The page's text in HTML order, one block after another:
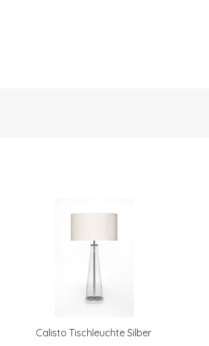
Calisto Tischleuchte Silber